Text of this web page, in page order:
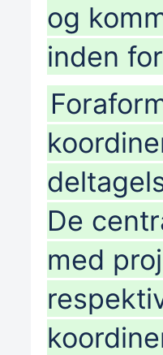
og
inden
De
med